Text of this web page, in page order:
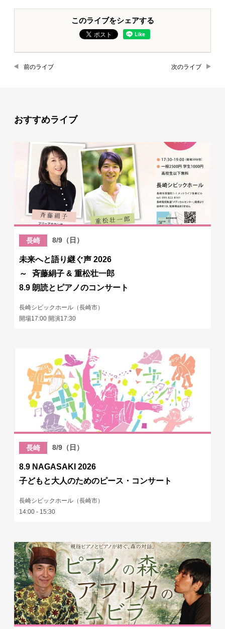
このライブをシェアする
前のライブ 次のライブ
おすすめライブ
長崎 8/9（日）
未来へと語り継ぐ声 2026
～ 斉藤絹子 & 重松壮一郎
8.9 朗読とピアノのコンサート
長崎シビックホール（長崎市）
開場17:00 開演17:30
長崎 8/9（日）
8.9 NAGASAKI 2026
子どもと大人のためのピース・コンサート
長崎シビックホール（長崎市）
14:00 - 15:30